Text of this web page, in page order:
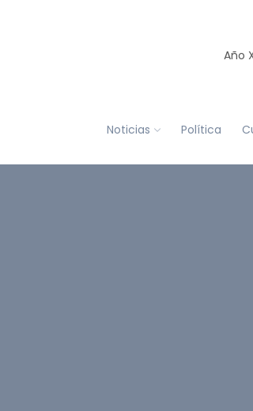
Año
Noticias Política